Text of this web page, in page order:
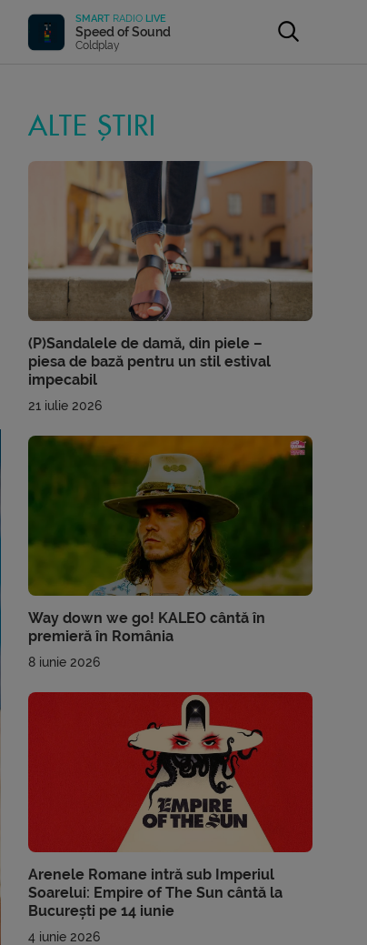
SMART RADIO LIVE
Speed of Sound
Coldplay
ALTE ȘTIRI
(P)Sandalele de damă, din piele –
piesa de bază pentru un stil estival
impecabil
21 iulie 2026
Way down we go! KALEO cântă în
premieră în România
8 iunie 2026
Arenele Romane intră sub Imperiul
Soarelui: Empire of The Sun cântă la
București pe 14 iunie
4 iunie 2026